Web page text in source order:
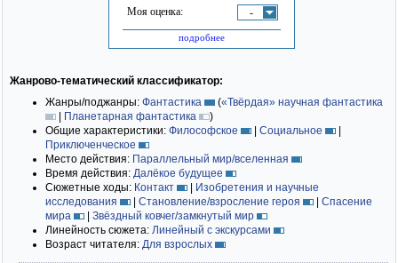
Моя оценка: -
подробнее
Жанрово-тематический классификатор:
Жанры/поджанры: Фантастика («Твёрдая» научная фантастика
| Планетарная фантастика
)
Общие характеристики: Философское | Социальное
|
Приключенческое
Место действия: Параллельный мир/вселенная
Время действия: Далёкое будущее
Сюжетные ходы: Контакт | Изобретения и научные
исследования
| Становление/взросление героя | Спасение
мира
| Звёздный ковчег/замкнутый мир
Линейность сюжета: Линейный с экскурсами
Возраст читателя: Для взрослых